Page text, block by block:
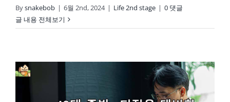
Bysnakebob | 6월 2nd, 2024 | Life 2nd stage | 0 댓글
글 내용 전체보기